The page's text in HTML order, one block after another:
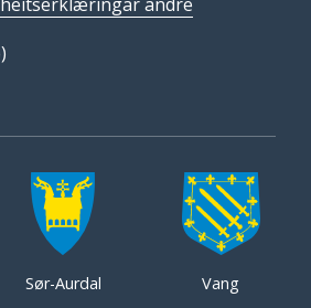
Sør-Aurdal Vang